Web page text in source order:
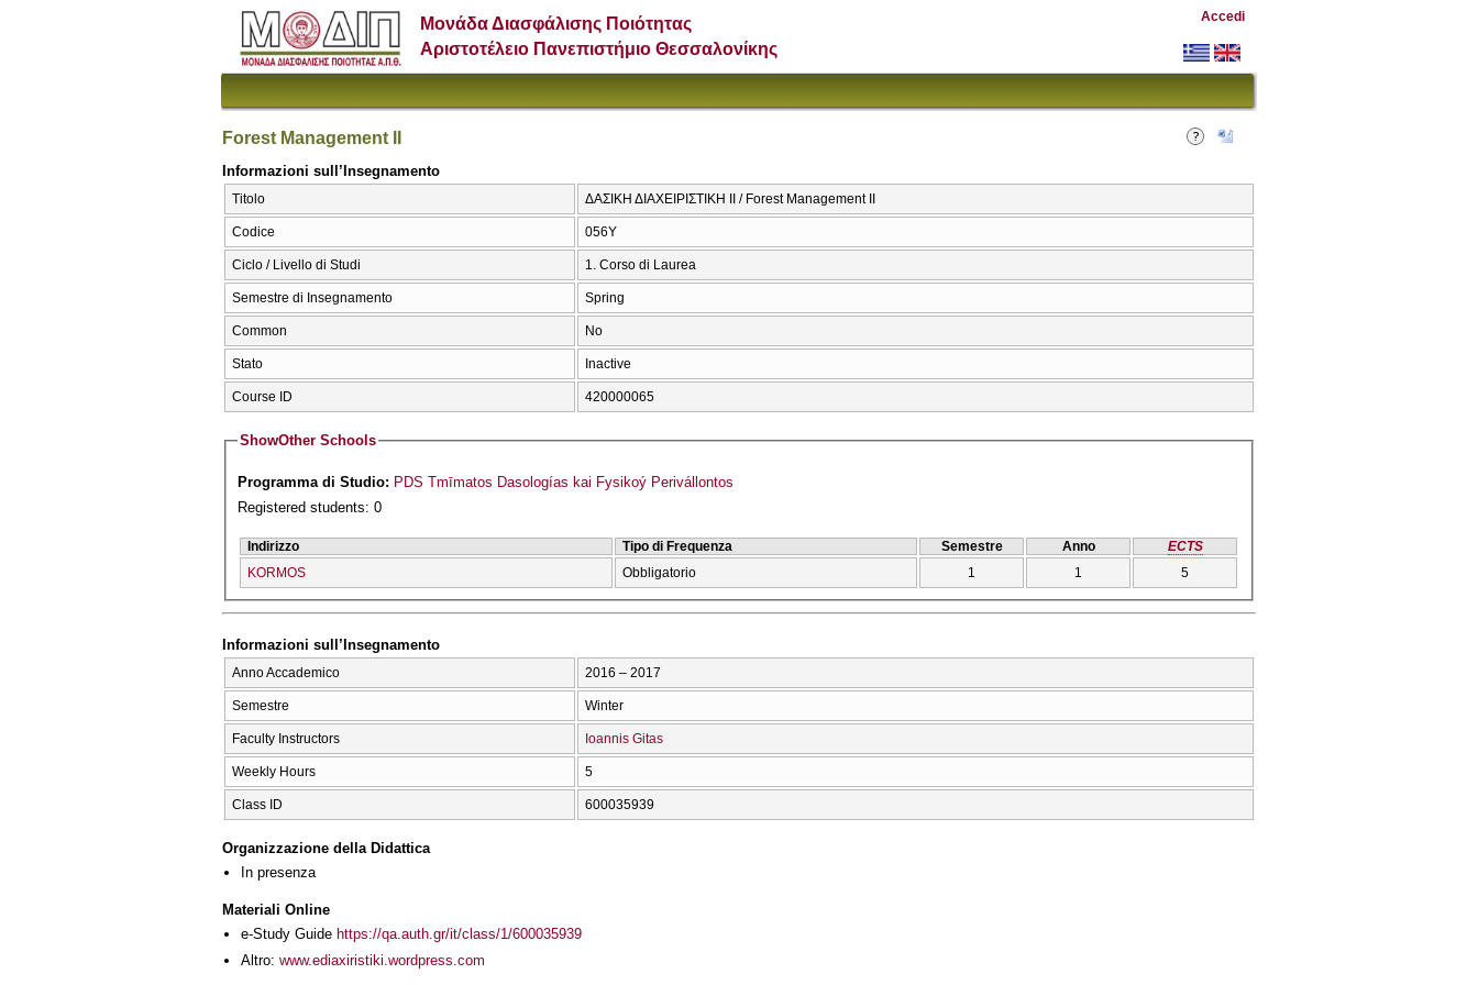
Μονάδα Διασφάλισης Ποιότητας
Αριστοτέλειο Πανεπιστήμιο Θεσσαλονίκης
Accedi
Forest Management II
Informazioni sull’Insegnamento
Titolo ΔΑΣΙΚΗ ΔΙΑΧΕΙΡΙΣΤΙΚΗ ΙΙ / Forest Management II
Codice 056Υ
Ciclo / Livello di Studi 1. Corso di Laurea
Semestre di Insegnamento Spring
Common No
Stato Inactive
Course ID 420000065
ShowOther Schools
Programma di Studio: PDS Tmīmatos Dasologías kai Fysikoý Perivállontos
Registered students: 0
Indirizzo Tipo di Frequenza Semestre Anno
ECTS
KORMOS
Obbligatorio 1 1 5
Informazioni sull’Insegnamento
Anno Accademico 2016 – 2017
Semestre Winter
Faculty Instructors Ioannis Gitas
Weekly Hours 5
Class ID 600035939
Organizzazione della Didattica
In presenza
Materiali Online
e-Study Guide https://qa.auth.gr/it/class/1/600035939
Altro: www.ediaxiristiki.wordpress.com